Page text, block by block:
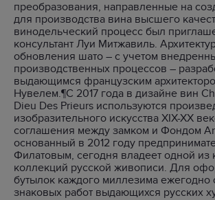
преобразования, направленные на
для производства вина высшего
винодельческий процесс был
консультант Луи Митжавиль.
обновления шато – с учетом
производственных процессов –
выдающимся французским
Нувелем.¶С 2017 года в дизайне вин
Dieu Des Prieurs используются
изобразительного искусства ХIХ-ХХ
соглашения между замком и Фондом
основанный в 2012 году
Филатовым, сегодня владеет одной из
коллекций русской живописи. Для
бутылок каждого миллезима ежегодно
знаковых работ выдающихся русских